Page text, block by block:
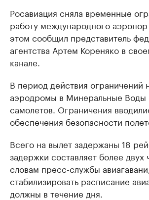
Росавиация сняла временные
работу международного
этом сообщил представитель
агентства Артем Кореняко в
канале.
В период действия ограничений
аэродромы в Минеральные Воды
самолетов. Ограничения
обеспечения безопасности
Всего на вылет задержаны 18
задержки составляет более двух
словам пресс-службы авиагавани,
стабилизировать расписание
должны в течение дня.